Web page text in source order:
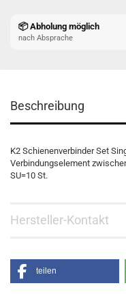
📦 Abholung möglich
nach Absprache
Beschreibung
K2 Schienenverbinder Set
Verbindungselement
SU=10 St.
Hersteller-Kontakt
teilen